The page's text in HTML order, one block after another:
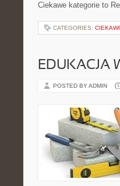
Ciekawe kategorie to
CATEGORIES:
EDUKACJA
POSTED BY ADMIN